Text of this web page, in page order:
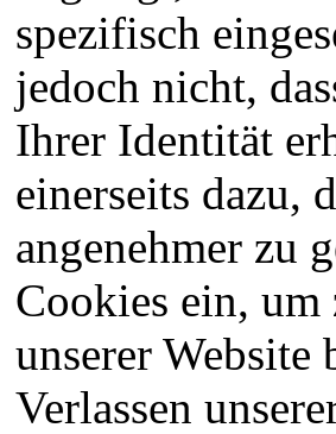
spezifisch
jedoch nicht,
Ihrer Identität
einerseits dazu,
angenehmer zu
Cookies ein, um
unserer Website
Verlassen